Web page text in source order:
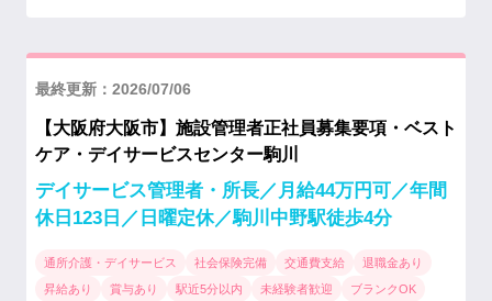
最終更新：2026/07/06
【大阪府大阪市】施設管理者正社員募集要項・ベスト
ケア・デイサービスセンター駒川
デイサービス管理者・所長／月給44万円可／年間
休日123日／日曜定休／駒川中野駅徒歩4分
通所介護・デイサービス 社会保険完備 交通費支給
退職金あり
昇給あり
賞与あり 駅近5分以内 未経験者歓迎 ブランクOK